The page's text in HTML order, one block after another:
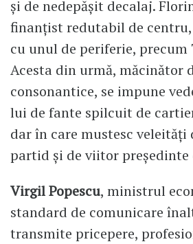
și de nedepășit decalaj.
finanțist redutabil de
cu unul de periferie, precum
Acesta din urmă, măcinător
consonantice, se impune
lui de fante spilcuit de
dar în care mustesc veleități
partid și de viitor președinte
Virgil Popescu, ministrul
standard de comunicare
transmite pricepere,